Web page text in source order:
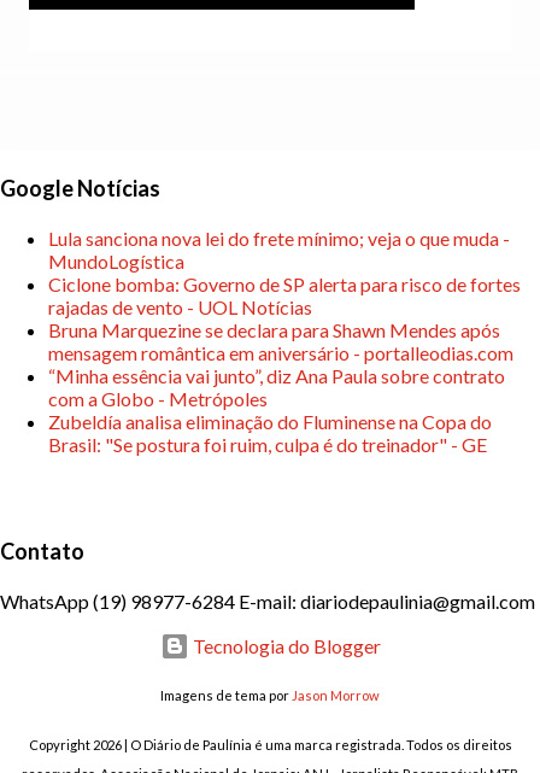
Google Notícias
Lula sanciona nova lei do frete mínimo; veja o que muda -
MundoLogística
Ciclone bomba: Governo de SP alerta para risco de fortes
rajadas de vento - UOL Notícias
Bruna Marquezine se declara para Shawn Mendes após
mensagem romântica em aniversário - portalleodias.com
“Minha essência vai junto”, diz Ana Paula sobre contrato
com a Globo - Metrópoles
Zubeldía analisa eliminação do Fluminense na Copa do
Brasil: "Se postura foi ruim, culpa é do treinador" - GE
Contato
WhatsApp (19) 98977-6284 E-mail: diariodepaulinia@gmail.com
Tecnologia do Blogger
Imagens de tema por Jason Morrow
Copyright 2026 | O Diário de Paulínia é uma marca registrada. Todos os direitos